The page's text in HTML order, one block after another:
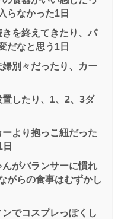
らなかった1日
を終えてきたり、パ
だなと思う1日
別々だったり、カー
したり、1、2、3ダ
より抱っこ紐だった
がバランサーに慣れ
がらの食事はむずかし
でコスプレっぽくし